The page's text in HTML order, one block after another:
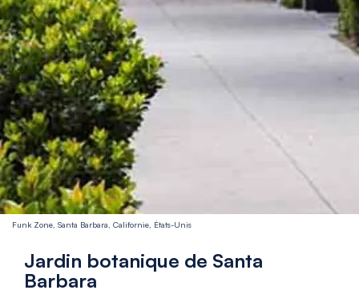
Funk Zone, Santa Barbara, Californie, États-Unis
Jardin botanique de Santa
Barbara